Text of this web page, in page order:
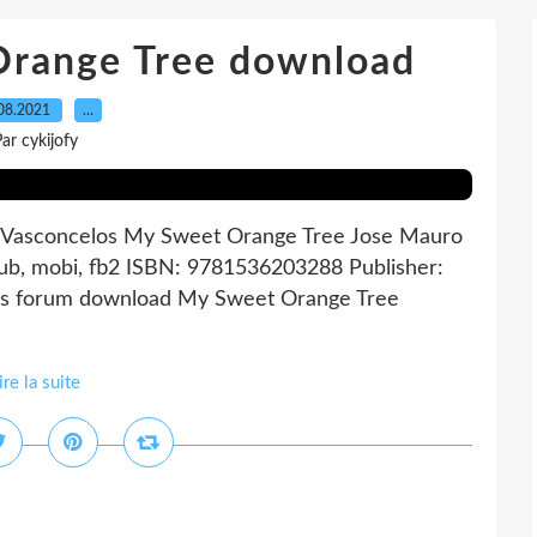
Tree download
…
cykijofy
My Sweet Orange Tree Jose Mauro
mobi, fb2 ISBN: 9781536203288 Publisher:
forum download My Sweet Orange Tree
la suite